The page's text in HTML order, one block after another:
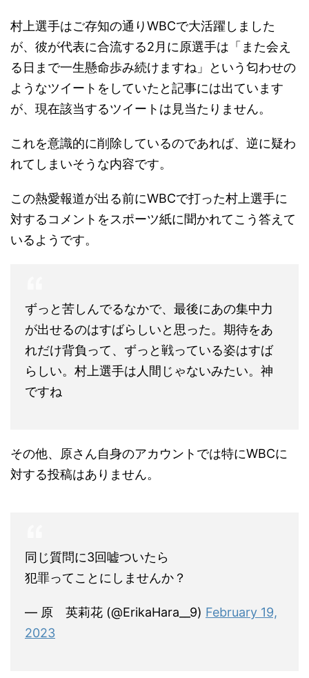
村上選手はご存知の通りWBCで大活躍しました
が、彼が代表に合流する2月に原選手は「また会え
る日まで一生懸命歩み続けますね」という匂わせの
ようなツイートをしていたと記事には出ています
が、現在該当するツイートは見当たりません。
これを意識的に削除しているのであれば、逆に疑わ
れてしまいそうな内容です。
この熱愛報道が出る前にWBCで打った村上選手に
対するコメントをスポーツ紙に聞かれてこう答えて
いるようです。
ずっと苦しんでるなかで、最後にあの集中力
が出せるのはすばらしいと思った。期待をあ
れだけ背負って、ずっと戦っている姿はすば
らしい。村上選手は人間じゃないみたい。神
ですね
その他、原さん自身のアカウントでは特にWBCに
対する投稿はありません。
同じ質問に3回嘘ついたら
犯罪ってことにしませんか？
— 原 英莉花 (@ErikaHara__9) February 19,
2023